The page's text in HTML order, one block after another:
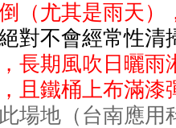
（尤其是雨天）
對不會經常性清
長期風吹日曬雨
且鐵桶上布滿漆
場地（台南應用